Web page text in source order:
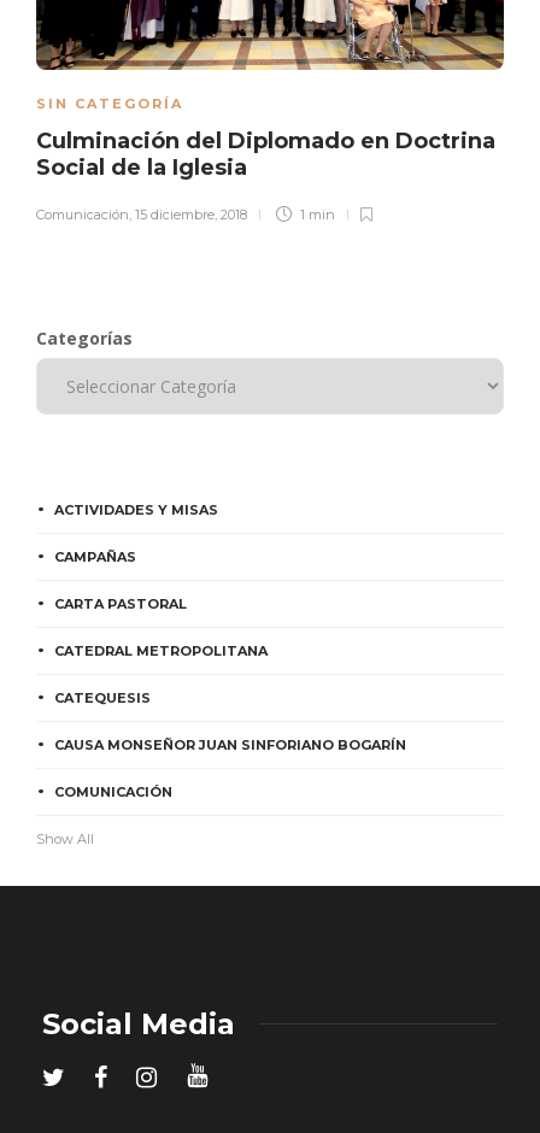
SIN CATEGORÍA
Culminación del Diplomado en Doctrina
Social de la Iglesia
Comunicación 15 diciembre, 2018 1 min
Categorías
ACTIVIDADES Y MISAS
CAMPAÑAS
CARTA PASTORAL
CATEDRAL METROPOLITANA
CATEQUESIS
CAUSA MONSEÑOR JUAN SINFORIANO BOGARÍN
COMUNICACIÓN
Show All
Social Media